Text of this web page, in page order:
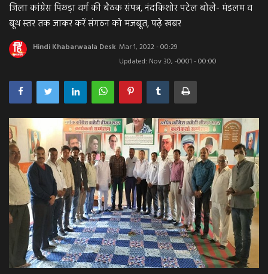
मध्यप्रदेश
राजस्थान
राजनीती
अपराध
मनोरंजन
खेल
एजुकेशन & करियर
हेल्थ & लाइफ स्टाइल
जिला कांग्रेस पिछड़ा वर्ग की बैठक संपन्न, नंदकिशोर पटेल बोले- मंडलम व
बूथ स्तर तक जाकर करें संगठन को मजबूत, पढ़े खबर
Hindi Khabarwaala Desk Mar 1, 2022 - 00:29
Updated: Nov 30, -0001 - 00:00